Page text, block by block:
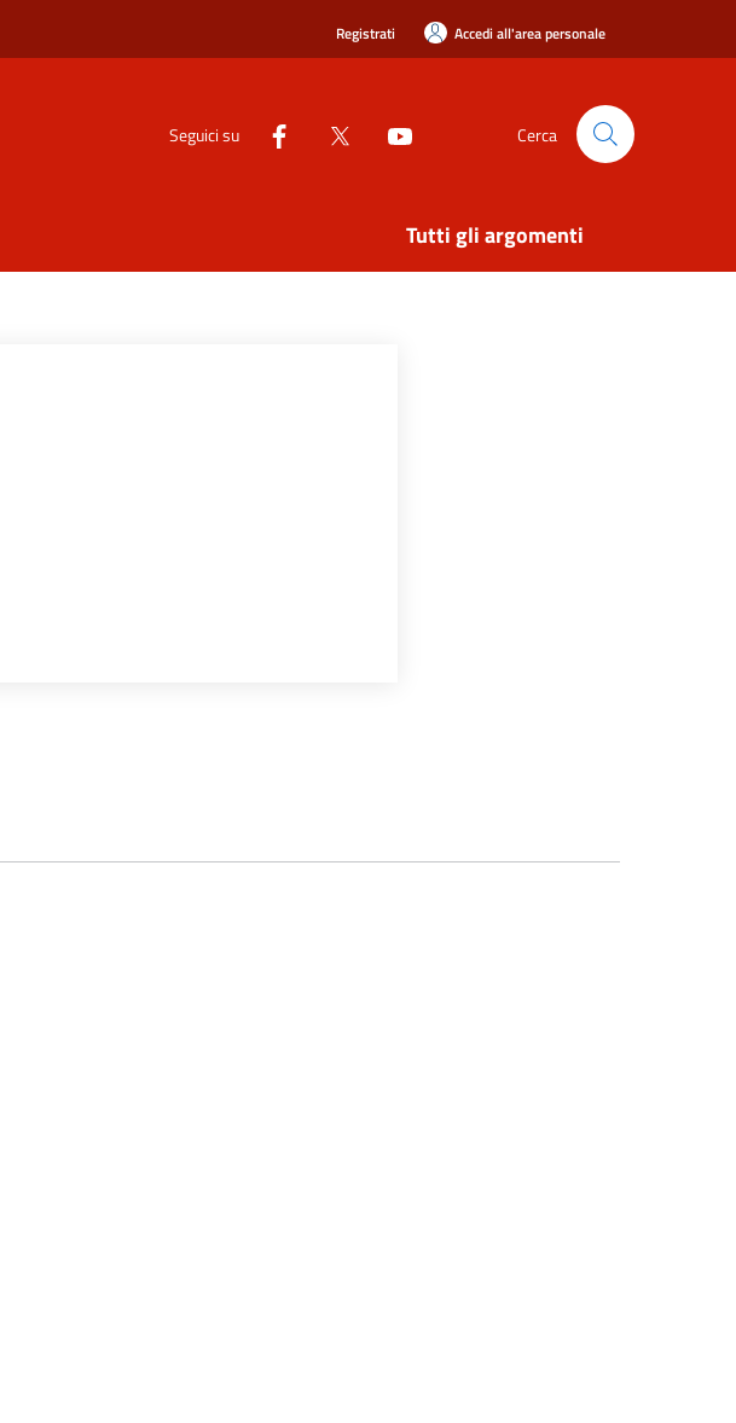
Registrati Accedi all'area personale
Seguici su Cerca
Tutti gli argomenti